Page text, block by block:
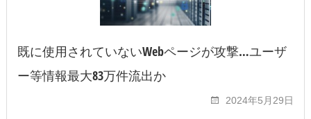
既に使用されていないWebページが攻撃…ユーザ
ー等情報最大83万件流出か
2024年5月29日